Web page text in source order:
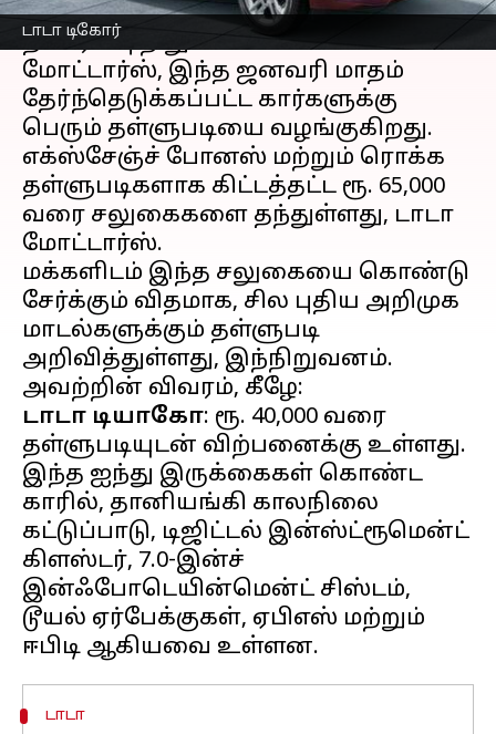
டாடா டிகோர்
இந்தியாவின் உள்நாட்டு கார்
தயாரிப்பு நிறுவனமான டாடா
மோட்டார்ஸ், இந்த ஜனவரி மாதம்
தேர்ந்தெடுக்கப்பட்ட கார்களுக்கு
பெரும் தள்ளுபடியை வழங்குகிறது.
எக்ஸ்சேஞ்ச் போனஸ் மற்றும் ரொக்க
தள்ளுபடிகளாக கிட்டத்தட்ட ரூ. 65,000
வரை சலுகைகளை தந்துள்ளது, டாடா
மோட்டார்ஸ்.
மக்களிடம் இந்த சலுகையை கொண்டு
சேர்க்கும் விதமாக, சில புதிய அறிமுக
மாடல்களுக்கும் தள்ளுபடி
அறிவித்துள்ளது, இந்நிறுவனம்.
டாடா டியாகோ: ரூ. 40,000 வரை
தள்ளுபடியுடன் விற்பனைக்கு உள்ளது.
இந்த ஐந்து இருக்கைகள் கொண்ட
காரில், தானியங்கி காலநிலை
கட்டுப்பாடு, டிஜிட்டல் இன்ஸ்ட்ரூமென்ட்
கிளஸ்டர், 7.0-இன்ச்
இன்ஃபோடெயின்மென்ட் சிஸ்டம்,
டூயல் ஏர்பேக்குகள், ஏபிஎஸ் மற்றும்
டாடா